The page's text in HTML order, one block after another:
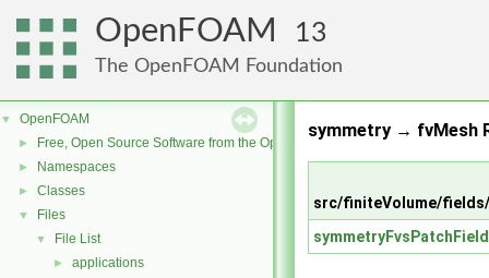
OpenFOAM 13
The OpenFOAM Foundation
▼ OpenFOAM
► Free, Open Source Software from the OpenFOAM Foundation
► Namespaces
► Classes
▼ Files
▼ File List
► applications
symmetry → fvMesh
src/finiteVolume/